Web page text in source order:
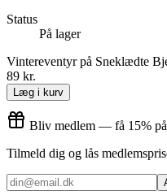
Status
På lager
Vintereventyr på Sneklædte
89 kr.
Læg i kurv
Bliv medlem — få 15%
Tilmeld dig og lås